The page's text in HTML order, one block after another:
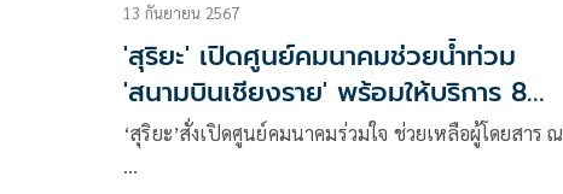
13 กันยายน 2567
'สุริยะ' เปิดศูนย์คมนาคมช่วยน้ำท่วม
'สนามบินเชียงราย' พร้อมให้บริการ 8
เที่ยวบิน
‘สุริยะ’สั่งเปิดศูนย์คมนาคมร่วมใจ ช่วยเหลือผู้โดยสาร ณ
…